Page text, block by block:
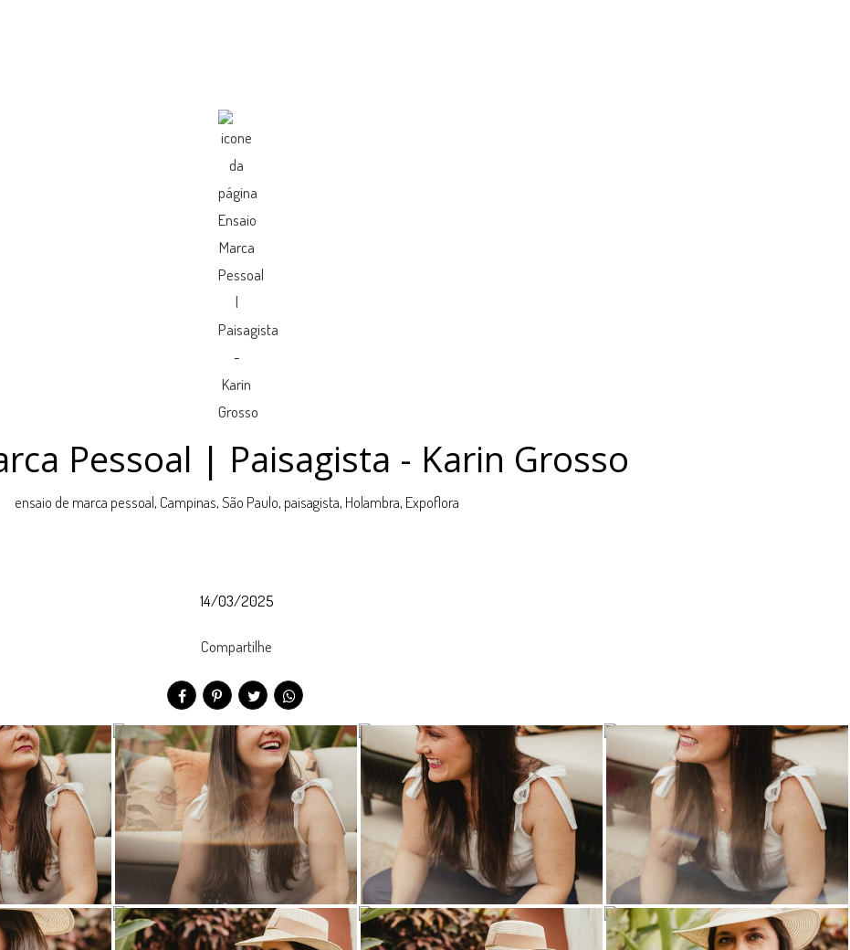
Pessoal | Paisagista - Karin Grosso
ensaio de marca pessoal, Campinas, São Paulo, paisagista, Holambra, Expoflora
14/03/2025
Compartilhe